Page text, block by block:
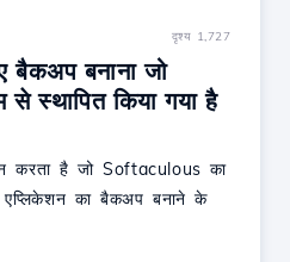
दृश्य 1,727
बैकअप बनाना जो
स्थापित किया गया है
करता है जो Softaculous का
एप्लिकेशन का बैकअप बनाने के